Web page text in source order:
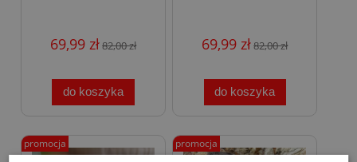
69,99 zł82,00 zł
do koszyka
69,99 zł82,00 zł
do koszyka
promocja promocja